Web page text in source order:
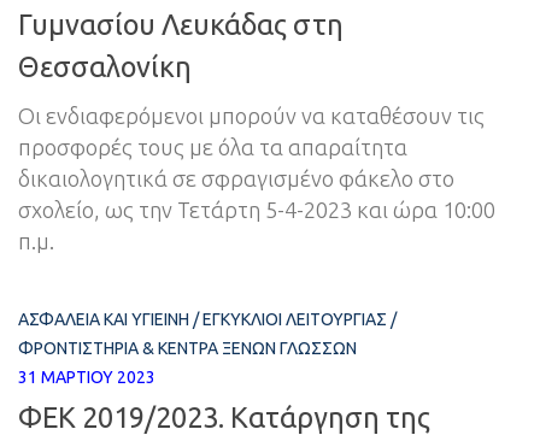
Γυμνασίου Λευκάδας στη
Θεσσαλονίκη
Οι ενδιαφερόμενοι μπορούν να καταθέσουν τις
προσφορές τους με όλα τα απαραίτητα
δικαιολογητικά σε σφραγισμένο φάκελο στο
σχολείο, ως την Τετάρτη 5-4-2023 και ώρα 10:00
π.μ.
ΑΣΦΆΛΕΙΑ ΚΑΙ ΥΓΙΕΙΝΉ /ΕΓΚΎΚΛΙΟΙ ΛΕΙΤΟΥΡΓΊΑΣ /
ΦΡΟΝΤΙΣΤΉΡΙΑ & ΚΈΝΤΡΑ ΞΈΝΩΝ ΓΛΩΣΣΏΝ
31 ΜΑΡΤΊΟΥ 2023
ΦΕΚ 2019/2023. Κατάργηση της